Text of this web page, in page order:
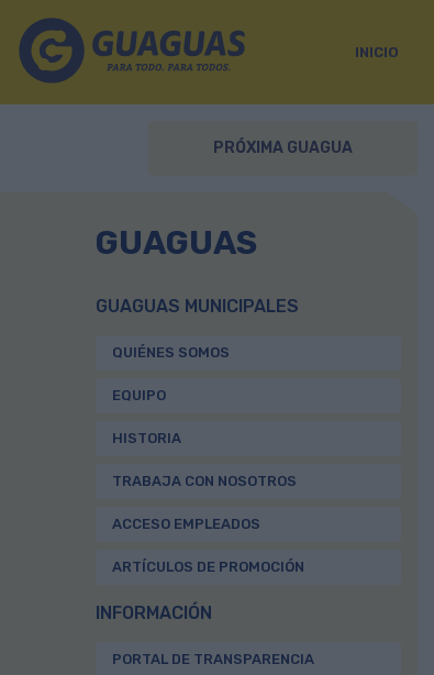
INICIO
PRÓXIMA GUAGUA
GUAGUAS
GUAGUAS MUNICIPALES
QUIÉNES SOMOS
EQUIPO
HISTORIA
TRABAJA CON NOSOTROS
ACCESO EMPLEADOS
ARTÍCULOS DE PROMOCIÓN
INFORMACIÓN
PORTAL DE TRANSPARENCIA